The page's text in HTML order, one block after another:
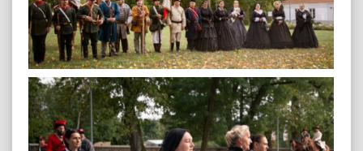
plenerowa-10